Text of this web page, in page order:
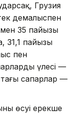
Грузия
демалыспен
35 пайызы
31,1 пайызы
пен
үлесі —
сапарлар —
өсуі ерекше